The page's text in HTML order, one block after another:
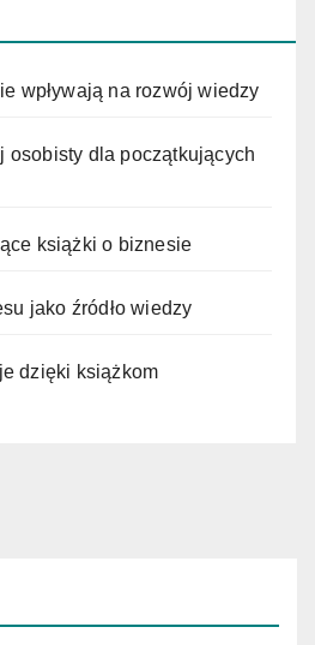
wpływają na rozwój wiedzy
osobisty dla początkujących
książki o biznesie
jako źródło wiedzy
dzięki książkom